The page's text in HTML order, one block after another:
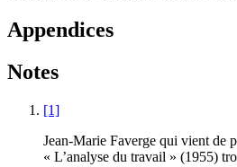
Appendices
Notes
[1]
Jean-Marie Faverge qui vient de
« L’analyse du travail » (1955)